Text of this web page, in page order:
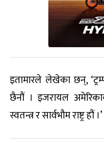
इतामारले लेखेका छन्,
छैनौं । इजरायल
स्वतन्त्र र सार्वभौम राष्ट्र हौं ।’